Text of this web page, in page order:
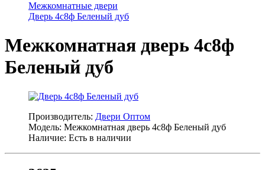
Межкомнатные двери
Дверь 4с8ф Беленый дуб
Межкомнатная дверь 4с8ф
Беленый дуб
Производитель: Двери Оптом
Модель: Межкомнатная дверь 4с8ф Беленый дуб
Наличие: Есть в наличии